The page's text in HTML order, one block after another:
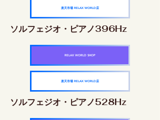
楽天市場 RELAX WORLD店
ソルフェジオ・ピアノ396Hz
RELAX WORLD SHOP
楽天市場 RELAX WORLD店
ソルフェジオ・ピアノ528Hz